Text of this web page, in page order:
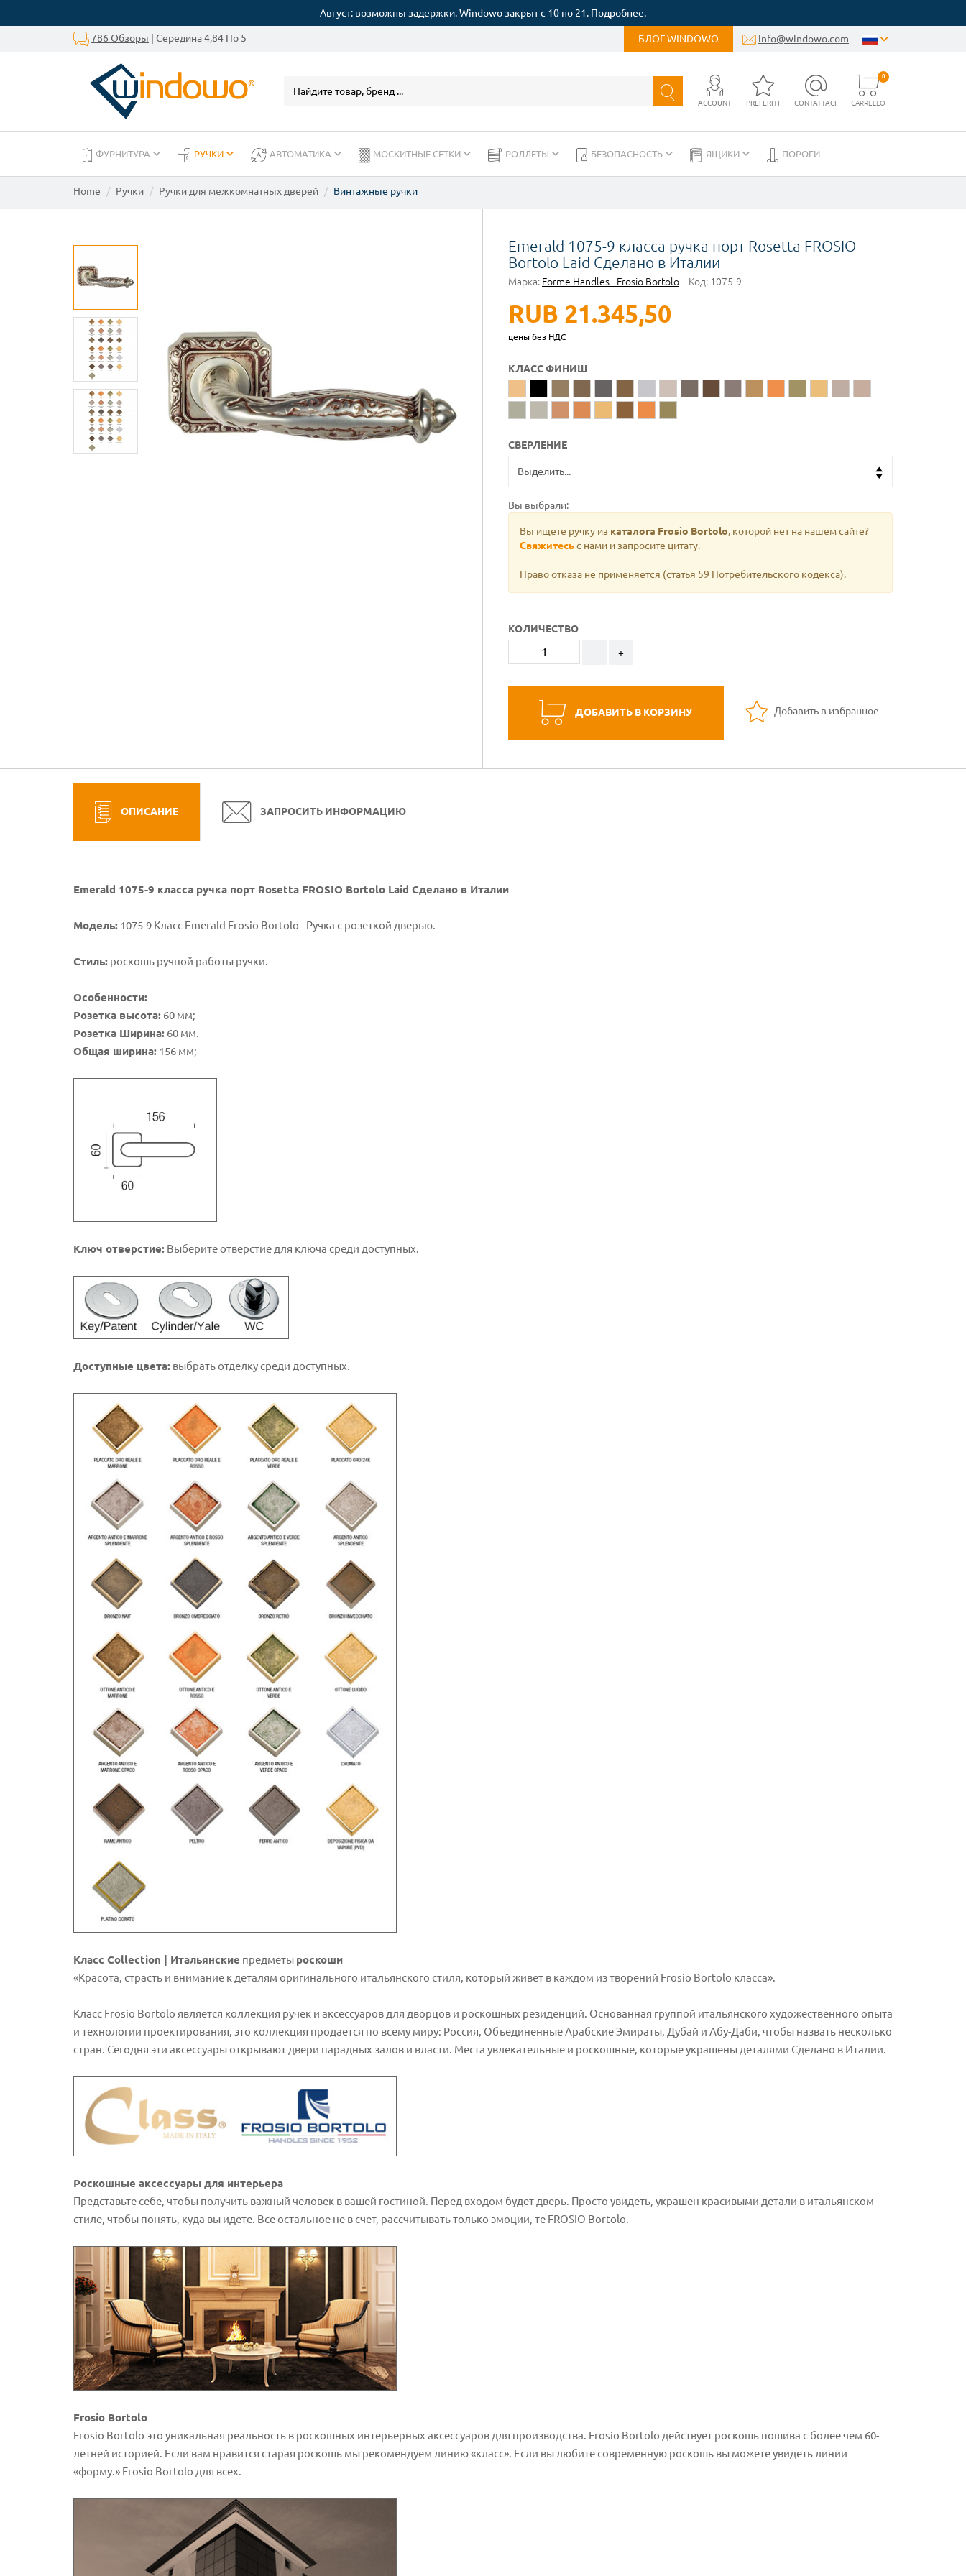
Август: возможны задержки. Windowo закрыт с 10 по 21. Подробнее.
786 Обзоры | Середина 4,84 По 5 БЛОГ WINDOWO info@windowo.com
ACCOUNT PREFERITI CONTATTACI CARRELLO
0
ФУРНИТУРА РУЧКИ АВТОМАТИКА МОСКИТНЫЕ СЕТКИ РОЛЛЕТЫ БЕЗОПАСНОСТЬ ЯЩИКИ ПОРОГИ
Home Ручки Ручки для межкомнатных дверей Винтажные ручки
Emerald 1075-9 класса ручка порт Rosetta FROSIO
Bortolo Laid Сделано в Италии
Марка: Forme Handles - Frosio Bortolo Код: 1075-9
RUB 21.345,50
цены без НДС
КЛАСС ФИНИШ
СВЕРЛЕНИЕ
Вы выбрали:
Вы ищете ручку из каталога Frosio Bortolo, которой нет на нашем сайте?
Свяжитесьс нами и запросите цитату.
Право отказа не применяется (статья 59 Потребительского кодекса).
КОЛИЧЕСТВО
- +
ДОБАВИТЬ В КОРЗИНУ Добавить в избранное
ОПИСАНИЕ ЗАПРОСИТЬ ИНФОРМАЦИЮ
Emerald 1075-9 класса ручка порт Rosetta FROSIO Bortolo Laid Сделано в Италии
Модель: 1075-9 Класс Emerald Frosio Bortolo - Ручка с розеткой дверью.
Стиль: роскошь ручной работы ручки.
Особенности:
Розетка высота: 60 мм;
Розетка Ширина: 60 мм.
Общая ширина: 156 мм;
Ключ отверстие: Выберите отверстие для ключа среди доступных.
Доступные цвета: выбрать отделку среди доступных.
Класс Collection | Итальянские предметы роскоши
«Красота, страсть и внимание к деталям оригинального итальянского стиля, который живет в каждом из творений Frosio Bortolo класса».
Класс Frosio Bortolo является коллекция ручек и аксессуаров для дворцов и роскошных резиденций. Основанная группой итальянского художественного опыта
и технологии проектирования, это коллекция продается по всему миру: Россия, Объединенные Арабские Эмираты, Дубай и Абу-Даби, чтобы назвать несколько
стран. Сегодня эти аксессуары открывают двери парадных залов и власти. Места увлекательные и роскошные, которые украшены деталями Сделано в Италии.
Роскошные аксессуары для интерьера
Представьте себе, чтобы получить важный человек в вашей гостиной. Перед входом будет дверь. Просто увидеть, украшен красивыми детали в итальянском
стиле, чтобы понять, куда вы идете. Все остальное не в счет, рассчитывать только эмоции, те FROSIO Bortolo.
Frosio Bortolo
Frosio Bortolo это уникальная реальность в роскошных интерьерных аксессуаров для производства. Frosio Bortolo действует роскошь пошива с более чем 60-
летней историей. Если вам нравится старая роскошь мы рекомендуем линию «класс». Если вы любите современную роскошь вы можете увидеть линии
«форму.» Frosio Bortolo для всех.